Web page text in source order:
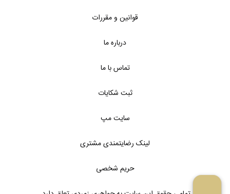
قوانین و مقررات
درباره ما
تماس با ما
ثبت شکایات
سایت مپ
لینک رضایتمندی مشتری
حریم شخصی